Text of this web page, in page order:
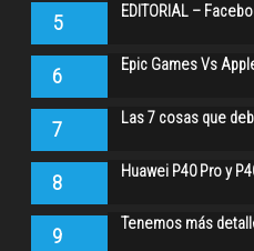
5 EDITORIAL –
6 Epic Games Vs
7 Las 7 cosas que
8 Huawei P40 Pro y
9 Tenemos más